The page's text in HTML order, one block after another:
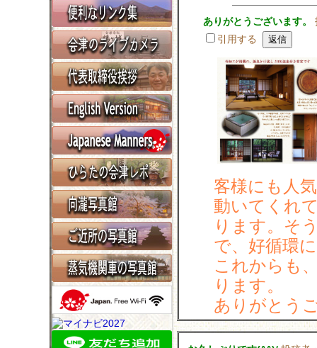
ありがとうございます。
引用する
客様にも人
動いてくれ
ります。そ
で、好循環
これからも
ります。
ありがとう